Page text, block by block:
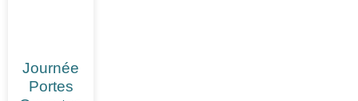
Journée
Portes